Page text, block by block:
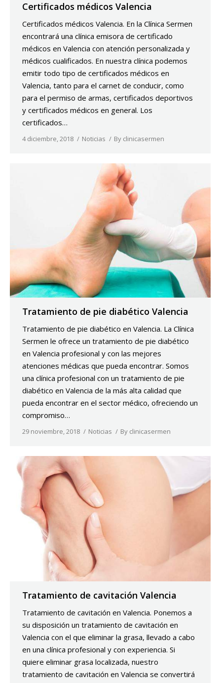
Certificados médicos Valencia
Certificados médicos Valencia. En la Clínica Sermen
encontrará una clínica emisora de certificado
médicos en Valencia con atención personalizada y
médicos cualificados. En nuestra clínica podemos
emitir todo tipo de certificados médicos en
Valencia, tanto para el carnet de conducir, como
para el permiso de armas, certificados deportivos
y certificados médicos en general. Los
certificados…
4 diciembre, 2018 Noticias By clinicasermen
Tratamiento de pie diabético Valencia
Tratamiento de pie diabético en Valencia. La Clínica
Sermen le ofrece un tratamiento de pie diabético
en Valencia profesional y con las mejores
atenciones médicas que pueda encontrar. Somos
una clínica profesional con un tratamiento de pie
diabético en Valencia de la más alta calidad que
pueda encontrar en el sector médico, ofreciendo un
compromiso…
29 noviembre, 2018 Noticias By clinicasermen
Tratamiento de cavitación Valencia
Tratamiento de cavitación en Valencia. Ponemos a
su disposición un tratamiento de cavitación en
Valencia con el que eliminar la grasa, llevado a cabo
en una clínica profesional y con experiencia. Si
quiere eliminar grasa localizada, nuestro
tratamiento de cavitación en Valencia se convertirá